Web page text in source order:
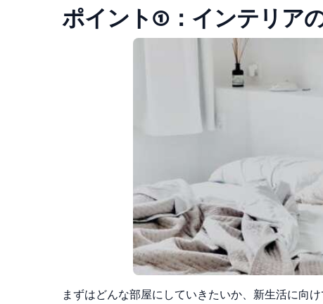
ポイント①：インテリア
まずはどんな部屋にしていきたいか、新生活に向